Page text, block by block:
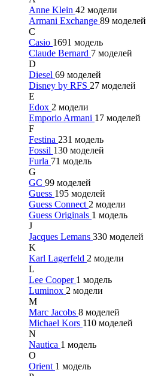
Anne Klein 42 модели
Armani Exchange 89 моделей
C
Casio 1691 модель
Claude Bernard 7 моделей
D
Diesel 69 моделей
Disney by RFS 27 моделей
E
Edox 2 модели
Emporio Armani 17 моделей
F
Festina 231 модель
Fossil 130 моделей
Furla 71 модель
G
GC 99 моделей
Guess 195 моделей
Guess Connect 2 модели
Guess Originals 1 модель
J
Jacques Lemans 330 моделей
K
Karl Lagerfeld 2 модели
L
Lee Cooper 1 модель
Luminox 2 модели
M
Marc Jacobs 8 моделей
Michael Kors 110 моделей
N
Nautica 1 модель
O
Orient 1 модель